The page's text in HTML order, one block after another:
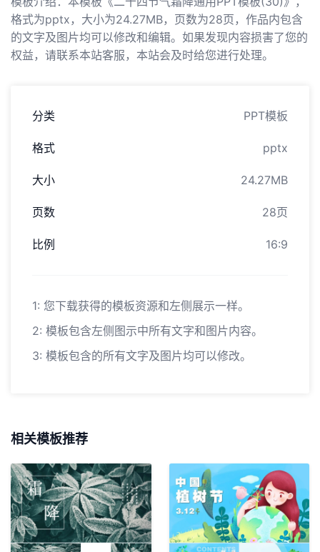
格式为pptx，大小为24.27MB，页数为28页，作品内包含
的文字及图片均可以修改和编辑。如果发现内容损害了您的
权益，请联系本站客服，本站会及时给您进行处理。
分类 PPT模板
格式 pptx
大小 24.27MB
页数 28页
比例 16:9
1: 您下载获得的模板资源和左侧展示一样。
2: 模板包含左侧图示中所有文字和图片内容。
3: 模板包含的所有文字及图片均可以修改。
相关模板推荐